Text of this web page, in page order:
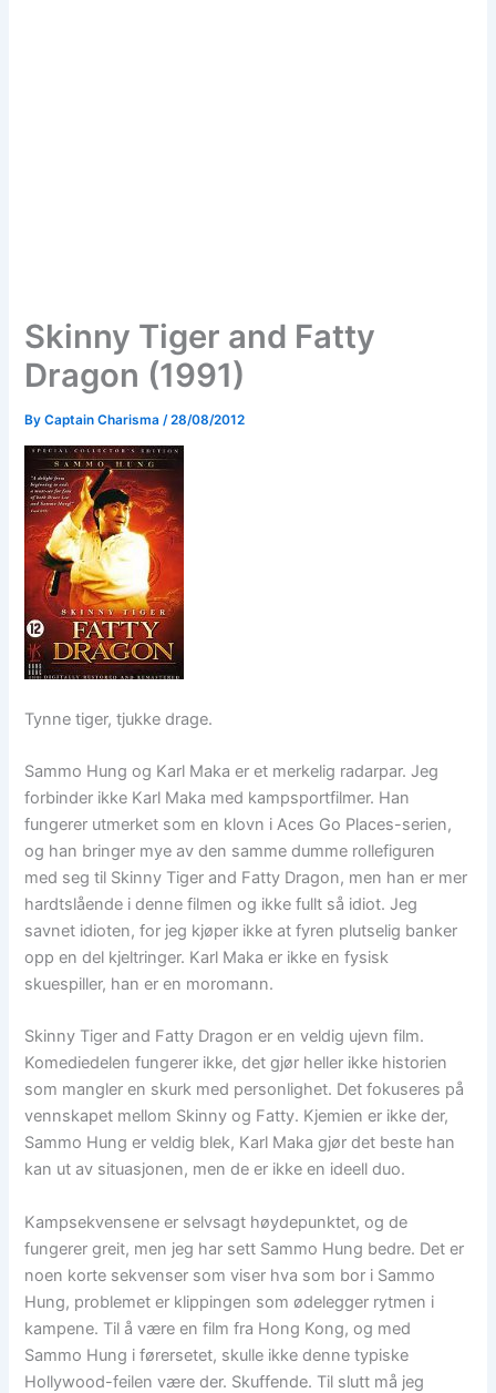
Skinny Tiger and Fatty
Dragon (1991)
ByCaptain Charisma /28/08/2012
Tynne tiger, tjukke drage.
Sammo Hung og Karl Maka er et merkelig radarpar. Jeg
forbinder ikke Karl Maka med kampsportfilmer. Han
fungerer utmerket som en klovn i Aces Go Places-serien,
og han bringer mye av den samme dumme rollefiguren
med seg til Skinny Tiger and Fatty Dragon, men han er mer
hardtslående i denne filmen og ikke fullt så idiot. Jeg
savnet idioten, for jeg kjøper ikke at fyren plutselig banker
opp en del kjeltringer. Karl Maka er ikke en fysisk
skuespiller, han er en moromann.
Skinny Tiger and Fatty Dragon er en veldig ujevn film.
Komediedelen fungerer ikke, det gjør heller ikke historien
som mangler en skurk med personlighet. Det fokuseres på
vennskapet mellom Skinny og Fatty. Kjemien er ikke der,
Sammo Hung er veldig blek, Karl Maka gjør det beste han
kan ut av situasjonen, men de er ikke en ideell duo.
Kampsekvensene er selvsagt høydepunktet, og de
fungerer greit, men jeg har sett Sammo Hung bedre. Det er
noen korte sekvenser som viser hva som bor i Sammo
Hung, problemet er klippingen som ødelegger rytmen i
kampene. Til å være en film fra Hong Kong, og med
Sammo Hung i førersetet, skulle ikke denne typiske
Hollywood-feilen være der. Skuffende. Til slutt må jeg